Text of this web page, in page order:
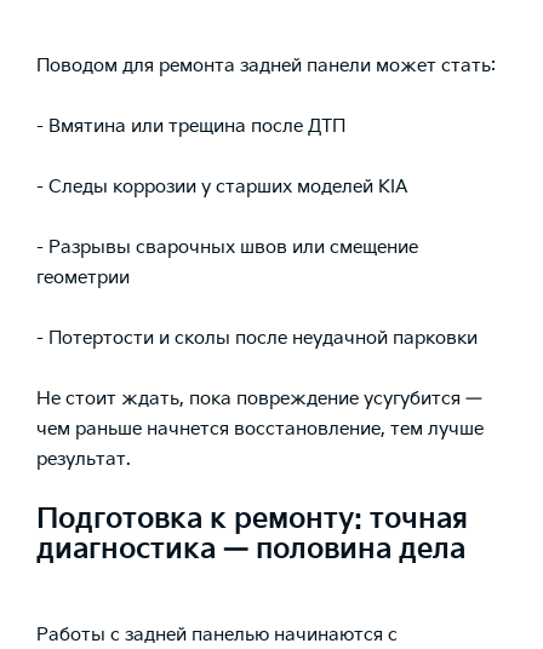
Поводом для ремонта задней панели может стать:
- Вмятина или трещина после ДТП
- Следы коррозии у старших моделей KIA
- Разрывы сварочных швов или смещение
геометрии
- Потертости и сколы после неудачной парковки
Не стоит ждать, пока повреждение усугубится —
чем раньше начнется восстановление, тем лучше
результат.
Подготовка к ремонту: точная
диагностика — половина дела
Работы с задней панелью начинаются с